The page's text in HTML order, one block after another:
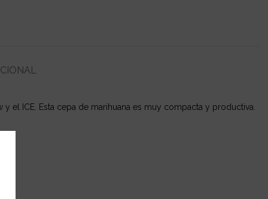
el ICE. Esta cepa de marihuana es muy compacta y productiva.